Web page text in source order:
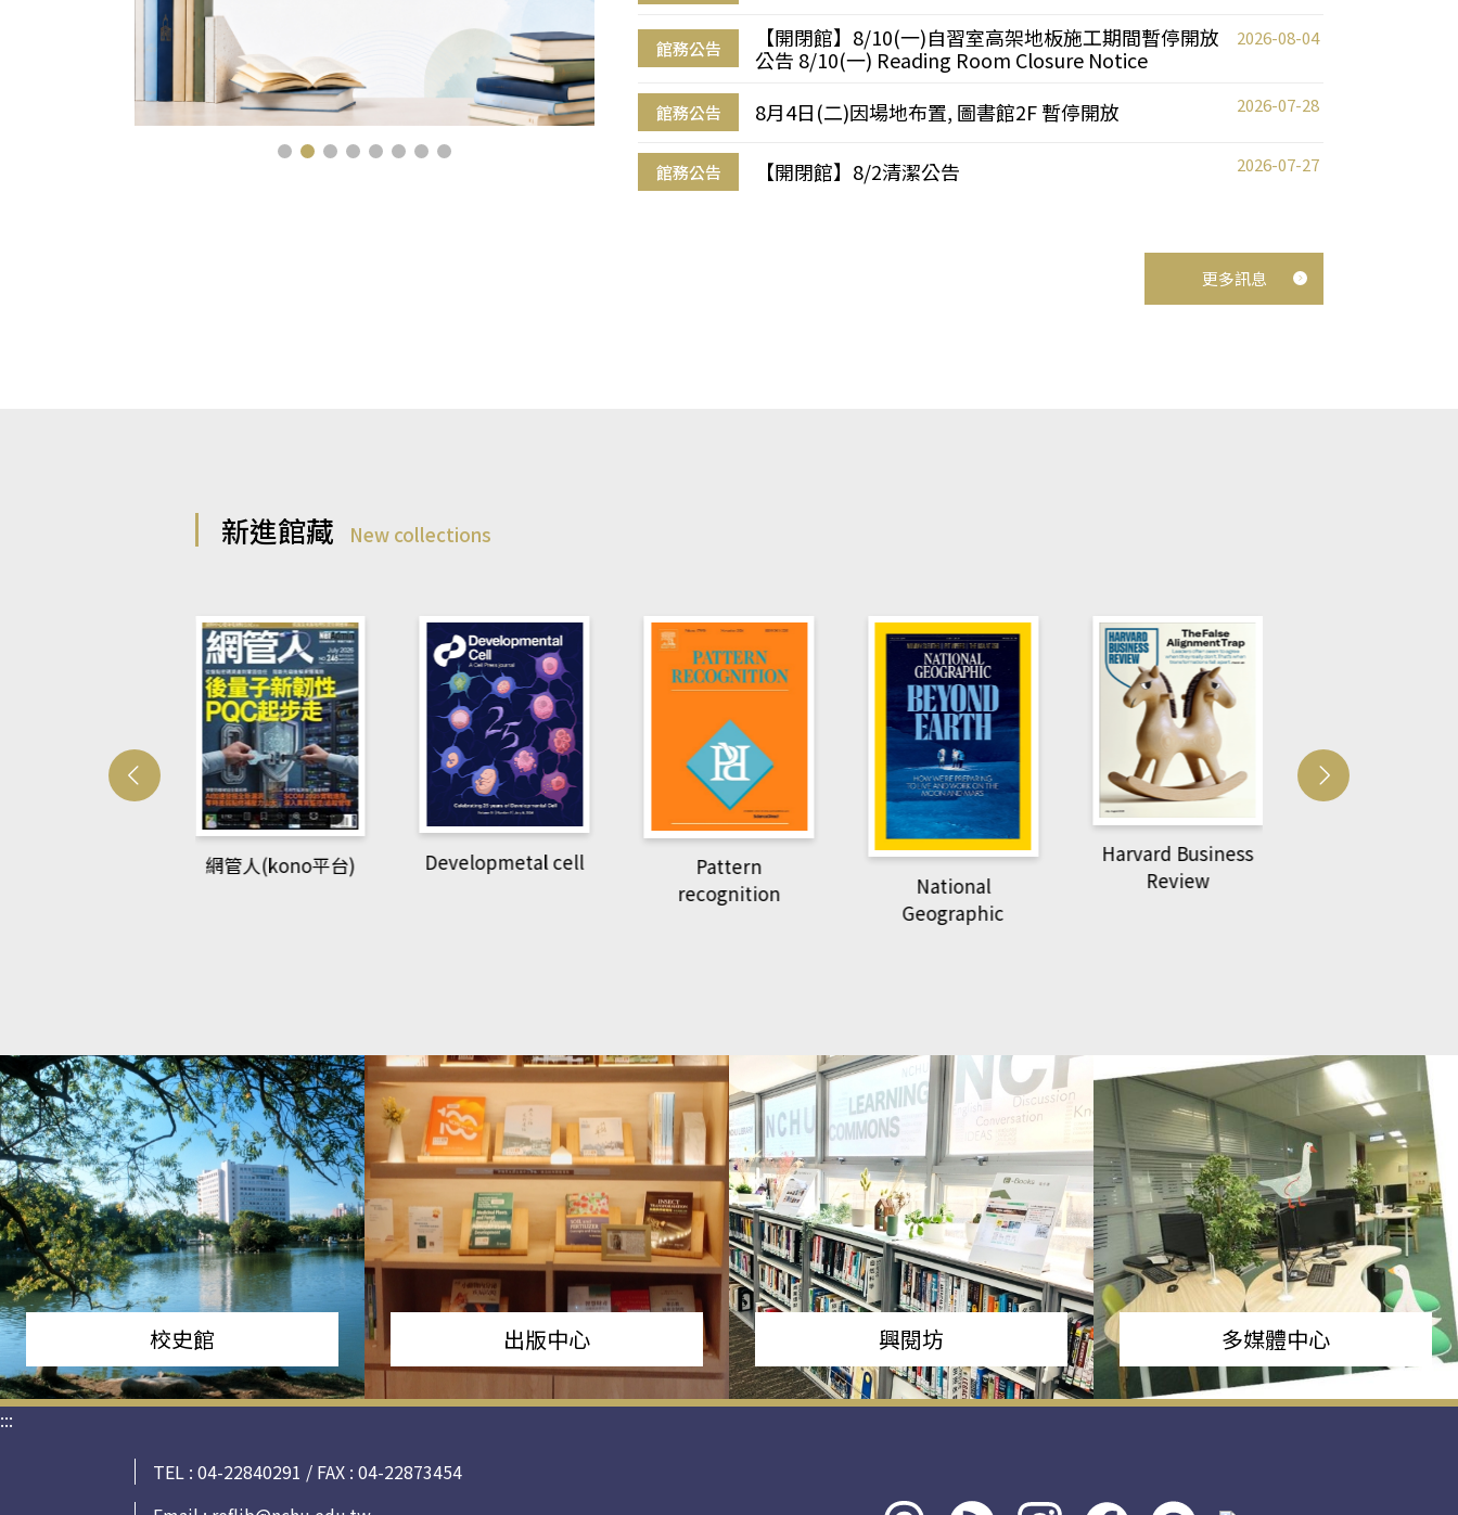
館務公告
【開閉館】8/10(一)自習室高架地板施工期間暫停開放
公告 8/10(一) Reading Room Closure Notice
2026-08-04
館務公告 8月4日(二)因場地布置, 圖書館2F 暫停開放 2026-07-28
館務公告 【開閉館】8/2清潔公告 2026-07-27
更多訊息
新進館藏 New collections
網管人(kono平台) Developmetal cell
Pattern
recognition
National
Geographic
Harvard Business
Review
校史館 出版中心 興閱坊 多媒體中心
:::
TEL : 04-22840291 / FAX : 04-22873454